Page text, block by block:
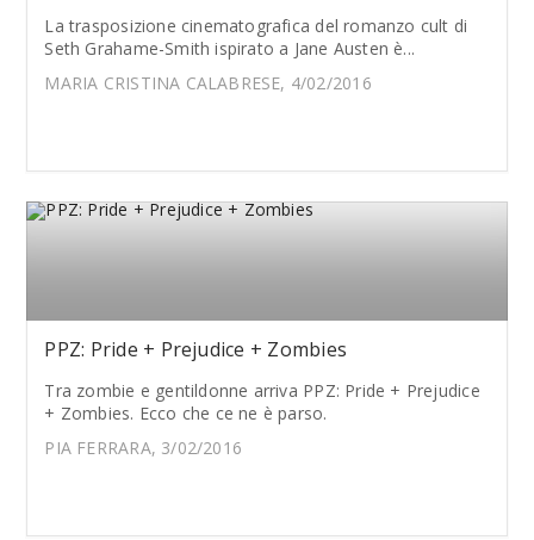
La trasposizione cinematografica del romanzo cult di
Seth Grahame-Smith ispirato a Jane Austen è...
MARIA CRISTINA CALABRESE, 4/02/2016
PPZ: Pride + Prejudice + Zombies
Tra zombie e gentildonne arriva PPZ: Pride + Prejudice
+ Zombies. Ecco che ce ne è parso.
PIA FERRARA, 3/02/2016